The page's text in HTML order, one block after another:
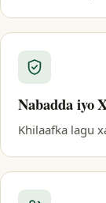
Nabadda iyo
Khilaafka lagu